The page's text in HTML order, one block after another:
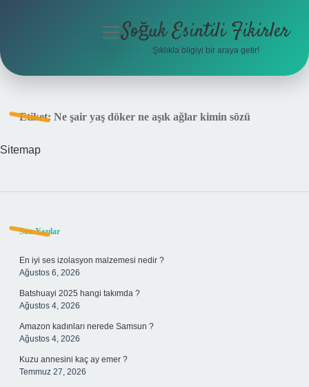
menüyü
Soğuk Esintili Fikirler
Şıklıkla bilgiyi bir araya getir!
Etiket: Ne şair yaş döker ne aşık ağlar kimin sözü
Sitemap
Sidebar
Son Yazılar
En iyi ses izolasyon malzemesi nedir ?
Ağustos 6, 2026
Batshuayi 2025 hangi takımda ?
Ağustos 4, 2026
Amazon kadınları nerede Samsun ?
Ağustos 4, 2026
Kuzu annesini kaç ay emer ?
Temmuz 27, 2026